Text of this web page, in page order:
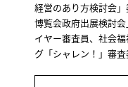
経営のあり方検討会
博覧会政府出展検討
イヤー審査員、社会福
グ「シャレン！」審査